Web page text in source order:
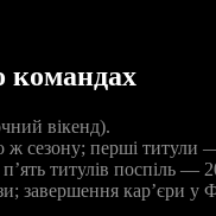
командах
вікенд).
сезону; перші титули
титулів поспіль —
завершення кар’єри у